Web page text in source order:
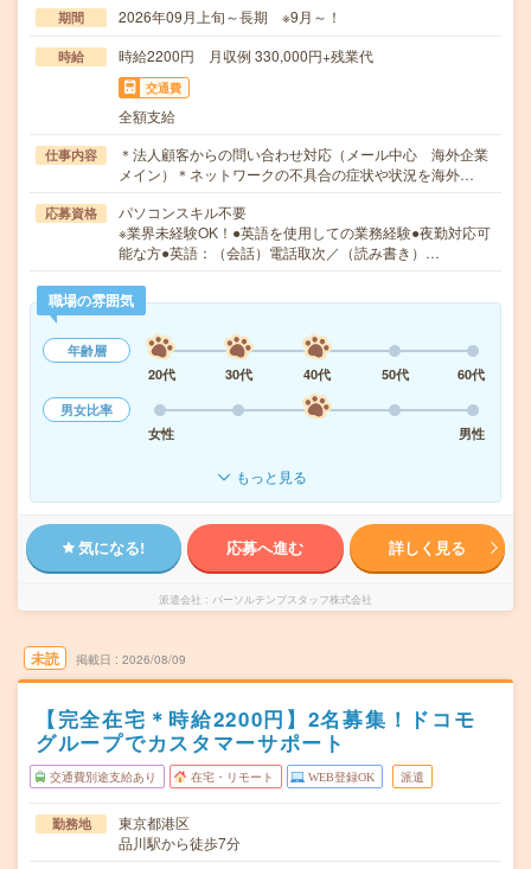
期間 2026年09月上旬～長期 ※9月～！
時給 時給2200円 月収例 330,000円+残業代
交通費
全額支給
仕事内容
＊法人顧客からの問い合わせ対応（メール中心 海外企業
メイン）＊ネットワークの不具合の症状や状況を海外…
応募資格
パソコンスキル不要
※業界未経験OK！●英語を使用しての業務経験●夜勤対応可
能な方●英語：（会話）電話取次／（読み書き）…
職場の雰囲気
年齢層
20代
30代 40代 50代
60代
男女比率
女性
男性
もっと見る
気になる! 応募へ進む 詳しく見る
派遣会社 パーソルテンプスタッフ株式会社
未読 掲載日 2026/08/09
【完全在宅＊時給2200円】2名募集！ドコモ
グループでカスタマーサポート
交通費別途支給あり 在宅・リモート WEB登録OK 派遣
勤務地
東京都港区
品川駅から徒歩7分